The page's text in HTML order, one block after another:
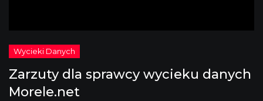
Zarzuty dla sprawcy wycieku danych
Morele.net